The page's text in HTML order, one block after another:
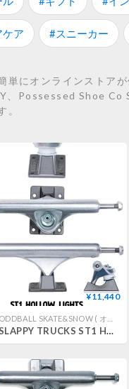
ア #スニーカー
単にオンラインストア
、Possessed Shoe
。
¥11,440
SLAPPY TRUCKS ST1 HOLLOW LIGHTS POLISHED/GUNMEAL